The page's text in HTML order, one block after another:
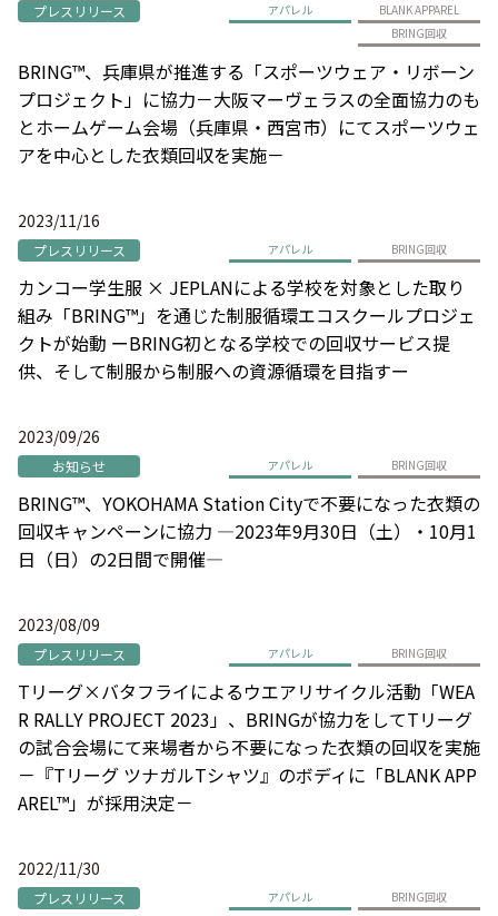
プレスリリース アパレル
BLANK APPAREL
BRING回収
BRING™、兵庫県が推進する「スポーツウェア・リボーン
プロジェクト」に協力－大阪マーヴェラスの全面協力のも
とホームゲーム会場（兵庫県・西宮市）にてスポーツウェ
アを中心とした衣類回収を実施－
2023/11/16
プレスリリース アパレル BRING回収
カンコー学生服 × JEPLANによる学校を対象とした取り
組み「BRING™」を通じた制服循環エコスクールプロジェ
クトが始動 ーBRING初となる学校での回収サービス提
供、そして制服から制服への資源循環を目指すー
2023/09/26
お知らせ アパレル BRING回収
BRING™、YOKOHAMA Station Cityで不要になった衣類の
回収キャンペーンに協力 ―2023年9月30日（土）・10月1
日（日）の2日間で開催―
2023/08/09
プレスリリース アパレル BRING回収
Tリーグ×バタフライによるウエアリサイクル活動「WEA
R RALLY PROJECT 2023」、BRINGが協力をしてTリーグ
の試合会場にて来場者から不要になった衣類の回収を実施
－『Tリーグ ツナガルTシャツ』のボディに「BLANK APP
AREL™」が採用決定－
2022/11/30
プレスリリース アパレル BRING回収